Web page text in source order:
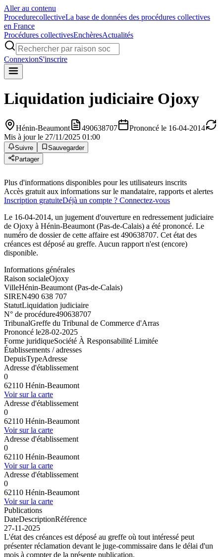
Aller au contenu
ProcedurecollectiveLa base de données des procédures collectives
en France
Procédures collectivesEnchèresActualités
ConnexionS'inscrire
Liquidation judiciaire Ojoxy
Hénin-Beaumont 490638707
Prononcé le 16-04-2014
Mis à jour le 27/11/2025 01:00
Suivre
Sauvegarder
Partager
Plus d'informations disponibles pour les utilisateurs inscrits
Accès gratuit aux informations sur le mandataire, rapports et alertes
Inscription gratuiteDéjà un compte ? Connectez-vous
Le 16-04-2014, un jugement d'ouverture en redressement judiciaire
de Ojoxy à Hénin-Beaumont (Pas-de-Calais) a été prononcé. Le
numéro de dossier de cette affaire est 490638707. Cet état des
créances est déposé au greffe. Aucun rapport n'est (encore)
disponible.
Informations générales
Raison socialeOjoxy
VilleHénin-Beaumont (Pas-de-Calais)
SIREN490 638 707
StatutLiquidation judiciaire
N° de procédure490638707
TribunalGreffe du Tribunal de Commerce d'Arras
Prononcé le28-02-2025
Forme juridiqueSociété À Responsabilité Limitée
Établissements / adresses
DepuisTypeAdresse
Adresse d'établissement
0
62110 Hénin-Beaumont
Voir sur la carte
Adresse d'établissement
0
62110 Hénin-Beaumont
Voir sur la carte
Adresse d'établissement
0
62110 Hénin-Beaumont
Voir sur la carte
Adresse d'établissement
0
62110 Hénin-Beaumont
Voir sur la carte
Publications
DateDescriptionRéférence
27-11-2025
L'état des créances est déposé au greffe où tout intéressé peut
présenter réclamation devant le juge-commissaire dans le délai d'un
mois à compter de la présente publication.